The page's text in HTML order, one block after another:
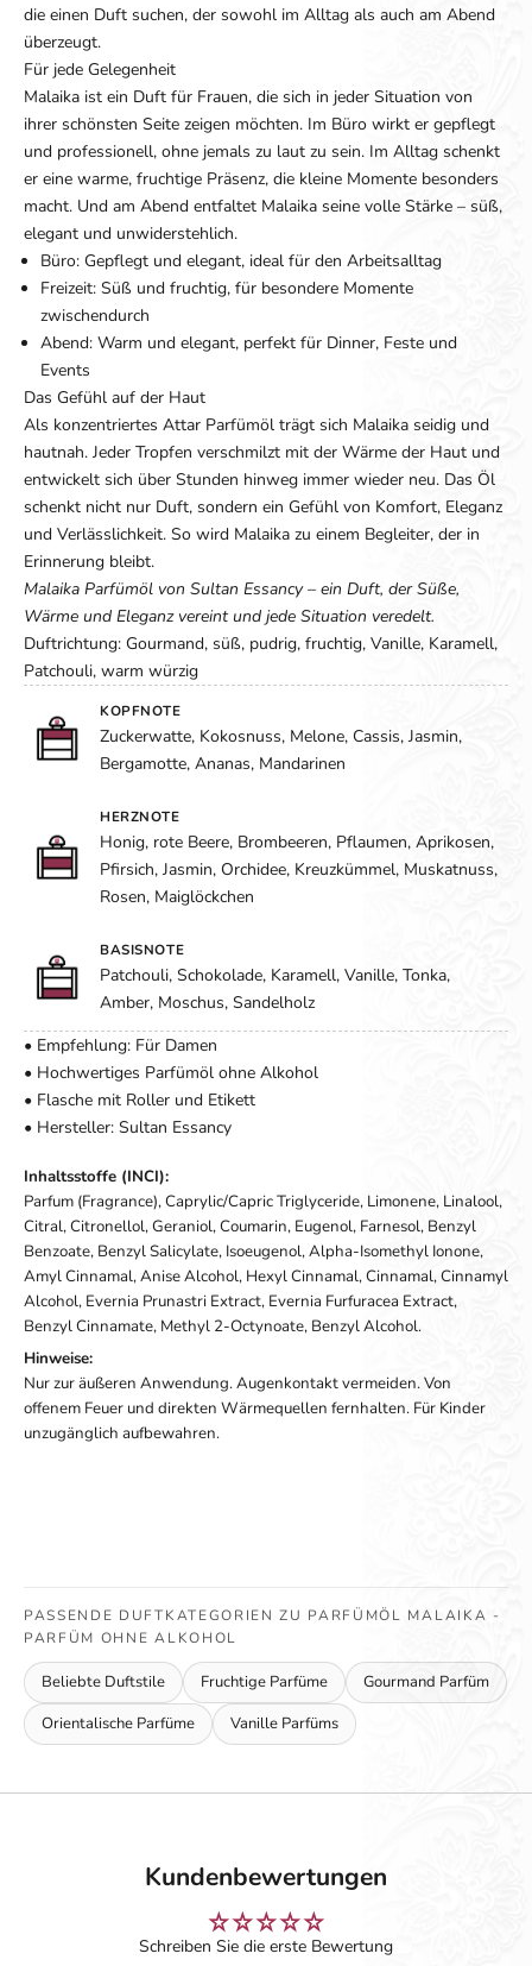
die einen Duft suchen, der sowohl im Alltag als auch am Abend
überzeugt.
Für jede Gelegenheit
Malaika ist ein Duft für Frauen, die sich in jeder Situation von
ihrer schönsten Seite zeigen möchten. Im Büro wirkt er gepflegt
und professionell, ohne jemals zu laut zu sein. Im Alltag schenkt
er eine warme, fruchtige Präsenz, die kleine Momente besonders
macht. Und am Abend entfaltet Malaika seine volle Stärke – süß,
elegant und unwiderstehlich.
Büro: Gepflegt und elegant, ideal für den Arbeitsalltag
Freizeit: Süß und fruchtig, für besondere Momente
zwischendurch
Abend: Warm und elegant, perfekt für Dinner, Feste und
Events
Das Gefühl auf der Haut
Als konzentriertes Attar Parfümöl trägt sich Malaika seidig und
hautnah. Jeder Tropfen verschmilzt mit der Wärme der Haut und
entwickelt sich über Stunden hinweg immer wieder neu. Das Öl
schenkt nicht nur Duft, sondern ein Gefühl von Komfort, Eleganz
und Verlässlichkeit. So wird Malaika zu einem Begleiter, der in
Erinnerung bleibt.
Malaika Parfümöl von Sultan Essancy – ein Duft, der Süße,
Wärme und Eleganz vereint und jede Situation veredelt.
Duftrichtung: Gourmand, süß, pudrig, fruchtig, Vanille, Karamell,
Patchouli, warm würzig
KOPFNOTE
Zuckerwatte, Kokosnuss, Melone, Cassis, Jasmin,
Bergamotte, Ananas, Mandarinen
HERZNOTE
Honig, rote Beere, Brombeeren, Pflaumen, Aprikosen,
Pfirsich, Jasmin, Orchidee, Kreuzkümmel, Muskatnuss,
Rosen, Maiglöckchen
BASISNOTE
Patchouli, Schokolade, Karamell, Vanille, Tonka,
Amber, Moschus, Sandelholz
• Empfehlung: Für Damen
• Hochwertiges Parfümöl ohne Alkohol
• Flasche mit Roller und Etikett
• Hersteller: Sultan Essancy
Inhaltsstoffe (INCI):
Parfum (Fragrance), Caprylic/Capric Triglyceride, Limonene, Linalool,
Citral, Citronellol, Geraniol, Coumarin, Eugenol, Farnesol, Benzyl
Benzoate, Benzyl Salicylate, Isoeugenol, Alpha-Isomethyl Ionone,
Amyl Cinnamal, Anise Alcohol, Hexyl Cinnamal, Cinnamal, Cinnamyl
Alcohol, Evernia Prunastri Extract, Evernia Furfuracea Extract,
Benzyl Cinnamate, Methyl 2-Octynoate, Benzyl Alcohol.
Hinweise:
Nur zur äußeren Anwendung. Augenkontakt vermeiden. Von
offenem Feuer und direkten Wärmequellen fernhalten. Für Kinder
unzugänglich aufbewahren.
PASSENDE DUFTKATEGORIEN ZU PARFÜMÖL MALAIKA -
PARFÜM OHNE ALKOHOL
Beliebte Duftstile Fruchtige Parfüme
Gourmand Parfüm
Orientalische Parfüme
Vanille Parfüms
Kundenbewertungen
Schreiben Sie die erste Bewertung